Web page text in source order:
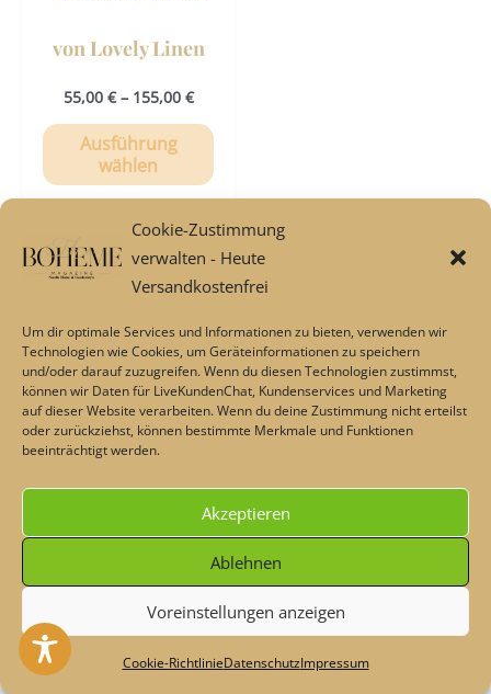
Cookie-Zustimmung
verwalten - Heute
Versandkostenfrei
Um dir optimale Services und Informationen zu bieten, verwenden wir
Technologien wie Cookies, um Geräteinformationen zu speichern
und/oder darauf zuzugreifen. Wenn du diesen Technologien zustimmst,
können wir Daten für LiveKundenChat, Kundenservices und Marketing
auf dieser Website verarbeiten. Wenn du deine Zustimmung nicht erteilst
oder zurückziehst, können bestimmte Merkmale und Funktionen
beeinträchtigt werden.
Akzeptieren
Ablehnen
Voreinstellungen anzeigen
Cookie-RichtlinieDatenschutzImpressum
Heute - Dekoschnäppchen & Rabatte im Sommer💖 Code:
#maisonplusVerwerfen
von Lovely Linen
55,00 €– 155,00 €
Ausführung
wählen
Leinenservietten aus
vorgewaschenem
Leinen in zarten
Farben von Lovely
Linen – Ein paar
Falten dürfen es
schon sein.
Bügelfreie Falten und
Stoffservietten im